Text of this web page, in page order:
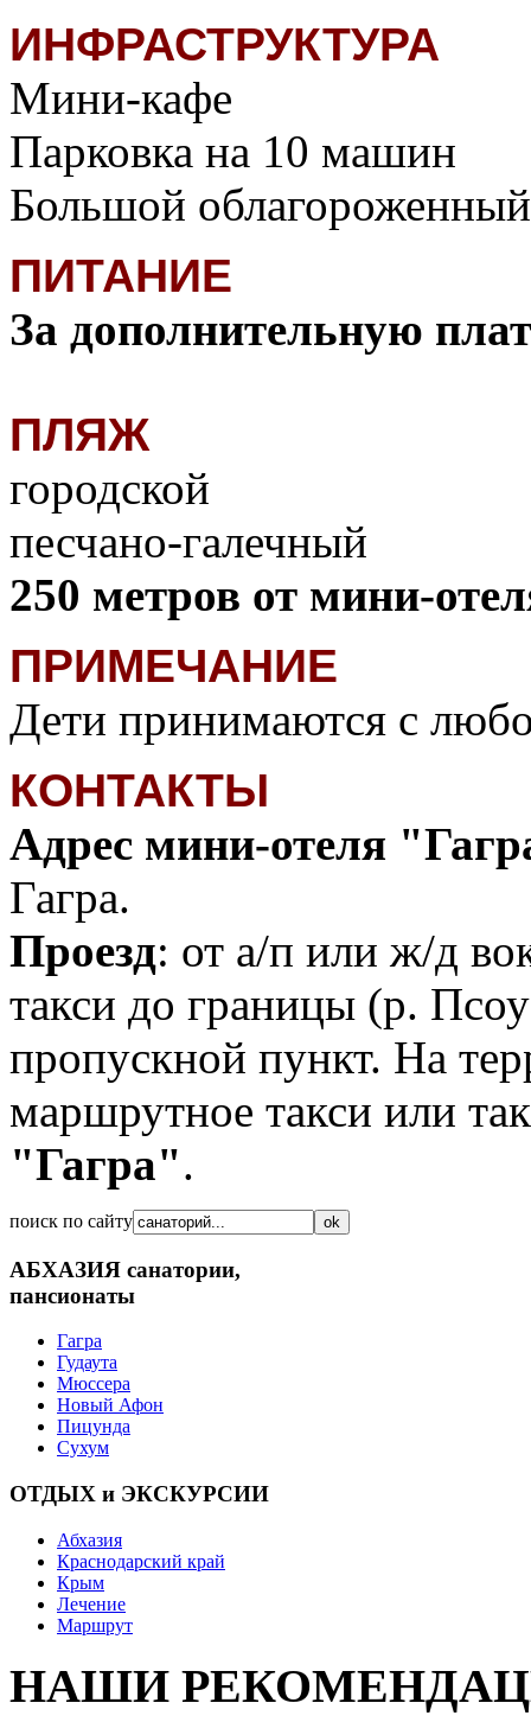
ИНФРАСТРУКТУРА
Мини-кафе
Парковка на 10 машин
Большой
ПИТАНИЕ
За дополнительную
ПЛЯЖ
городской
песчано-галечный
250 метров от мини-
ПРИМЕЧАНИЕ
Дети принимаются с
КОНТАКТЫ
Адрес мини-отеля
Гагра.
Проезд: от а/п или ж/д
такси до границы (р.
пропускной пункт. На
маршрутное такси или
"Гагра".
поиск по сайту
АБХАЗИЯ санатории,
пансионаты
Гагра
Гудаута
Мюссера
Новый Афон
Пицунда
Сухум
ОТДЫХ и ЭКСКУРСИИ
Абхазия
Краснодарский край
Крым
Лечение
Маршрут
НАШИ